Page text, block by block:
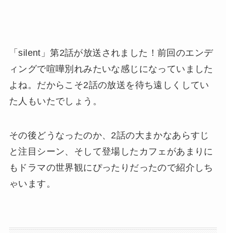
「silent」第2話が放送されました！前回のエンデ
ィングで喧嘩別れみたいな感じになっていました
よね。だからこそ2話の放送を待ち遠しくしてい
た人もいたでしょう。
その後どうなったのか、2話の大まかなあらすじ
と注目シーン、そして登場したカフェがあまりに
もドラマの世界観にぴったりだったので紹介しち
ゃいます。